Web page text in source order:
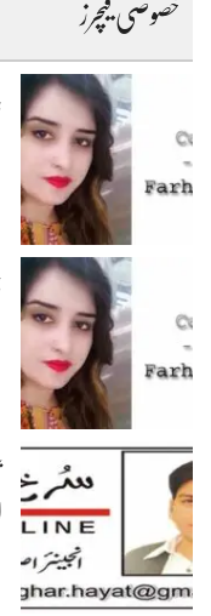
خصوصی فیچرز